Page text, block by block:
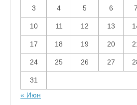
3 4 5 6 7
10 11 12 13
17 18 19 20
24 25 26 27
31
« Июн